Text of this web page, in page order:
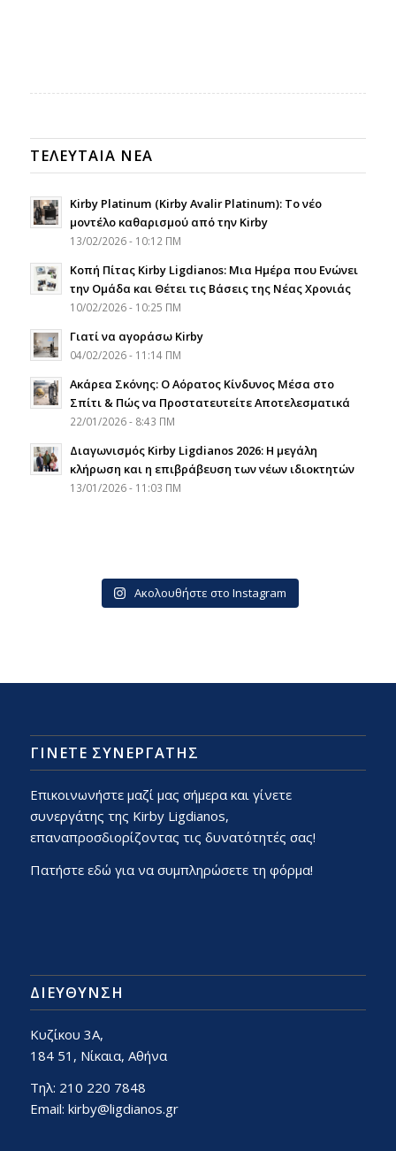
ΤΕΛΕΥΤΑΙΑ ΝΕΑ
Kirby Platinum (Kirby Avalir Platinum): Το νέο
μοντέλο καθαρισμού από την Kirby
13/02/2026 - 10:12 ΠΜ
Κοπή Πίτας Kirby Ligdianos: Μια Ημέρα που Ενώνει
την Ομάδα και Θέτει τις Βάσεις της Νέας Χρονιάς
10/02/2026 - 10:25 ΠΜ
Γιατί να αγοράσω Kirby
04/02/2026 - 11:14 ΠΜ
Ακάρεα Σκόνης: Ο Αόρατος Κίνδυνος Μέσα στο
Σπίτι & Πώς να Προστατευτείτε Αποτελεσματικά
22/01/2026 - 8:43 ΠΜ
Διαγωνισμός Kirby Ligdianos 2026: Η μεγάλη
κλήρωση και η επιβράβευση των νέων ιδιοκτητών
13/01/2026 - 11:03 ΠΜ
Ακολουθήστε στο Instagram
ΓΙΝΕΤΕ ΣΥΝΕΡΓΑΤΗΣ
Επικοινωνήστε μαζί μας σήμερα και γίνετε
συνεργάτης της Kirby Ligdianos,
επαναπροσδιορίζοντας τις δυνατότητές σας!
Πατήστε εδώ για να συμπληρώσετε τη φόρμα!
ΔΙΕΎΘΥΝΣΗ
Κυζίκου 3Α,
184 51, Νίκαια, Αθήνα
Τηλ: 210 220 7848
Email: kirby@ligdianos.gr